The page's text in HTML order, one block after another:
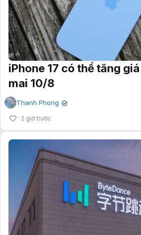
iPhone 17 có thể tăng
mai 10/8
Thanh Phong ✔
2 giờ trước